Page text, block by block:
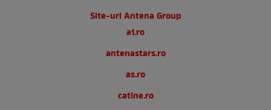
Site-uri Antena Group
a1.ro
antenastars.ro
as.ro
catine.ro